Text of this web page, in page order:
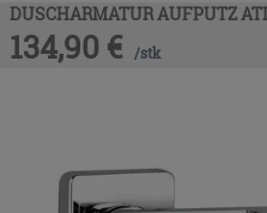
DUSCHARMATUR AUFPUTZ
134,90 € /stk